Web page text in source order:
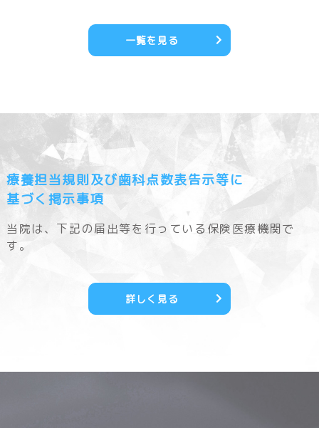
一覧を見る
療養担当規則及び歯科点数表告示等に
基づく掲示事項
当院は、下記の届出等を行っている保険医療機関で
す。
詳しく見る